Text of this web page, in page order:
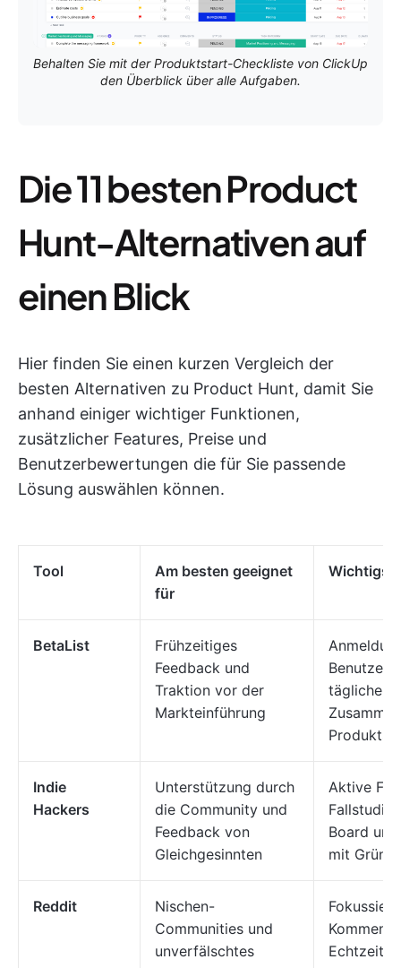
Behalten Sie mit der Produktstart-Checkliste von ClickUp
den Überblick über alle Aufgaben.
Die 11 besten Product
Hunt-Alternativen auf
einen Blick
Hier finden Sie einen kurzen Vergleich der
besten Alternativen zu Product Hunt, damit Sie
anhand einiger wichtiger Funktionen,
zusätzlicher Features, Preise und
Benutzerbewertungen die für Sie passende
Lösung auswählen können.
Tool
Am besten geeignet
für
BetaList
Frühzeitiges
Feedback und
Traktion vor der
Markteinführung
Benutzer,
tägliche
Indie
Hackers
Unterstützung durch
die Community und
Feedback von
Gleichgesinnten
Aktive
Board
mit
Reddit
Nischen-
Communities und
unverfälschtes
Echtzeit,